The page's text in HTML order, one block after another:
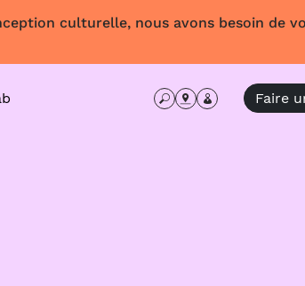
culturelle, nous avons besoin de
Faire